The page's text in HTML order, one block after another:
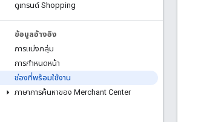
ดูเทรนด์ Shopping
ข้อมูลอ้างอิง
การแบ่งกลุ่ม
การกำหนดหน้า
ช่องที่พร้อมใช้งาน
ภาษาการค้นหาของ Merchant Center